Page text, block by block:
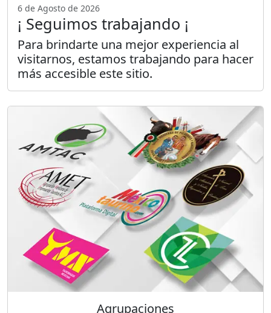
6 de Agosto de 2026
¡ Seguimos trabajando ¡
Para brindarte una mejor experiencia al
visitarnos, estamos trabajando para hacer
más accesible este sitio.
Agrupaciones